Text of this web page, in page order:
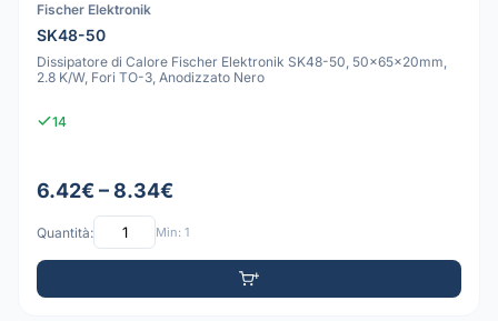
Fischer Elektronik
SK48-50
Dissipatore di Calore Fischer Elektronik SK48-50, 50x65x20mm,
2.8 K/W, Fori TO-3, Anodizzato Nero
14
6.42€ – 8.34€
Quantità: Min: 1